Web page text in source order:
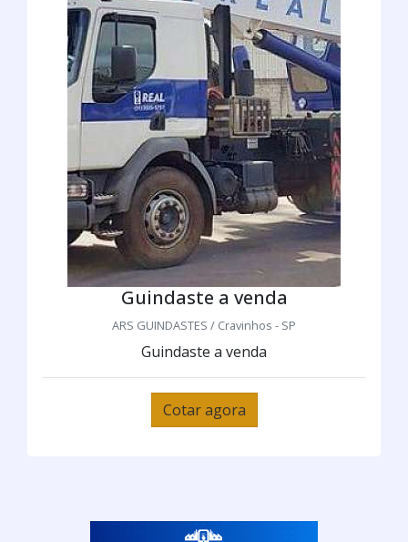
Guindaste a venda
ARS GUINDASTES / Cravinhos - SP
Guindaste a venda
Cotar agora